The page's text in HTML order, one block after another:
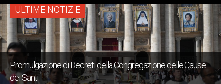
ULTIME NOTIZIE
Promulgazione di Decreti della Congregazione delle Cause
dei Santi